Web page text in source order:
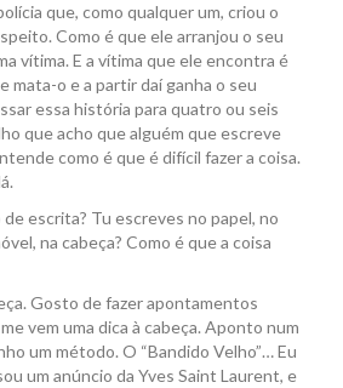
que, como qualquer um, criou o
Como é que ele arranjou o seu
vítima. E a vítima que ele encontra é
mata-o e a partir daí ganha o seu
essa história para quatro ou seis
que acho que alguém que escreve
como é que é difícil fazer a coisa.
escrita? Tu escreves no papel, no
na cabeça? Como é que a coisa
Gosto de fazer apontamentos
vem uma dica à cabeça. Aponto num
um método. O “Bandido Velho”… Eu
um anúncio da Yves Saint Laurent, e